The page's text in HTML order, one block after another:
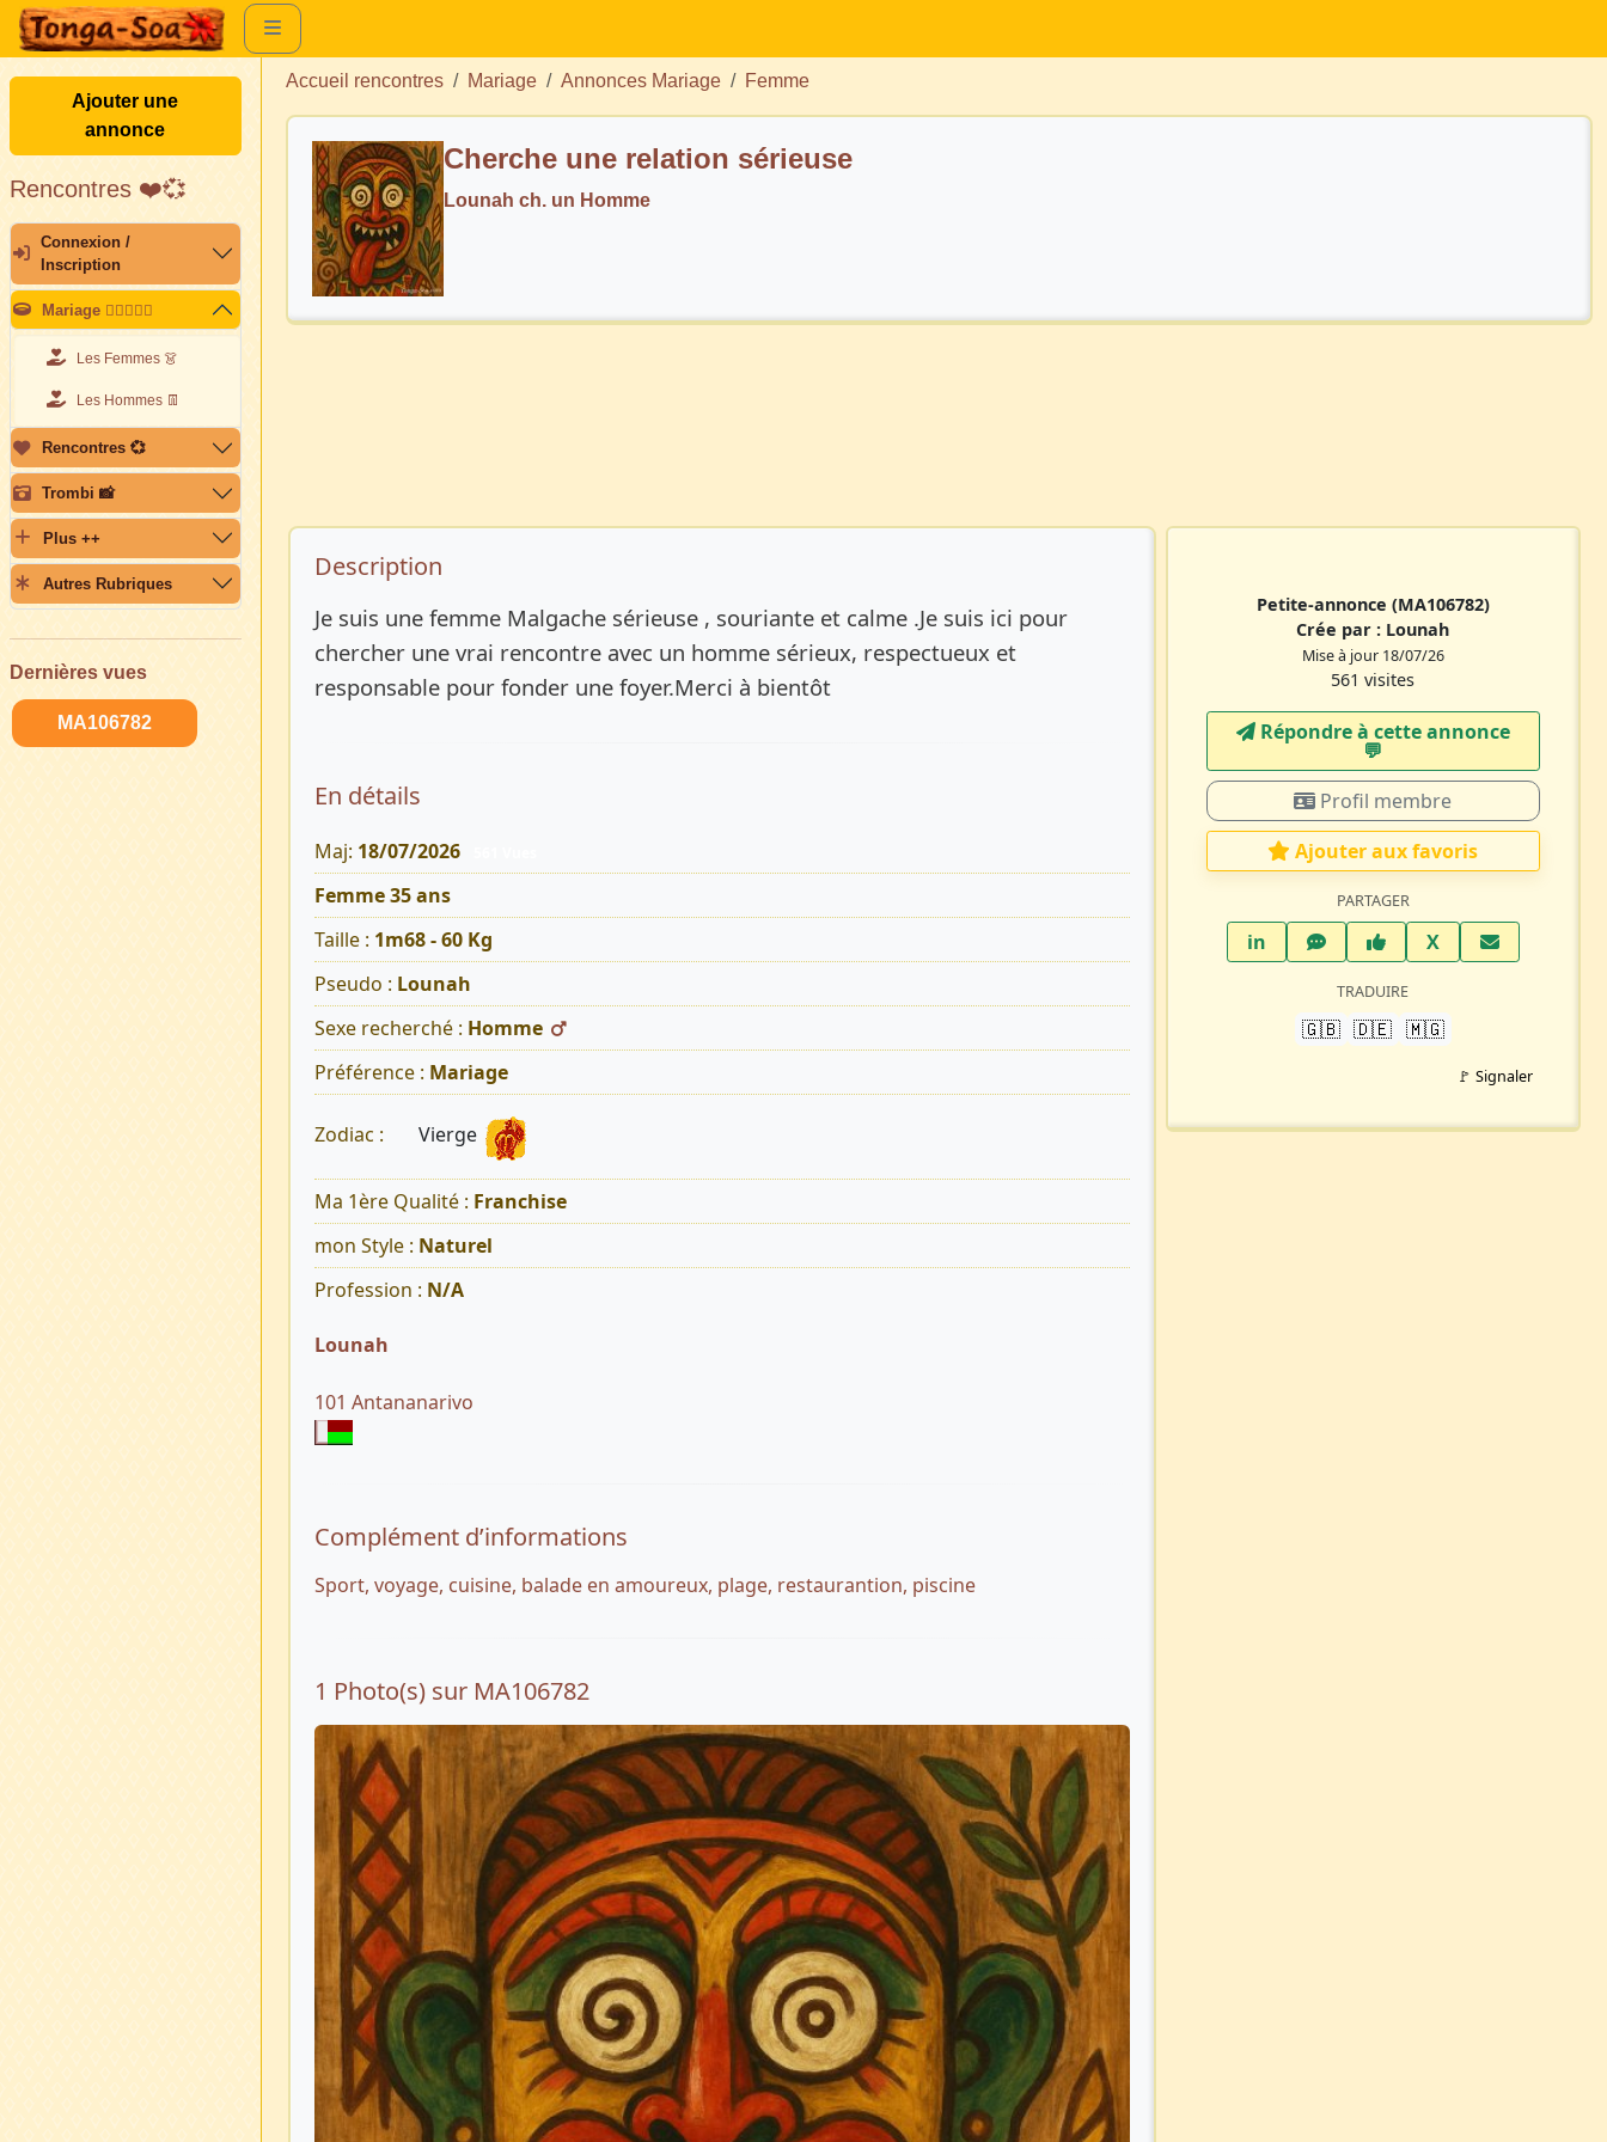
Ajouter une
annonce
Rencontres ❤️💞
Connexion /
Inscription
Mariage 👩🏽‍❤️‍👨🏽
Les Femmes 👗
Les Hommes 👖
Rencontres 💞
Trombi 📸
Plus ++
Autres Rubriques
Dernières vues
MA106782
Accueil rencontres Mariage Annonces Mariage Femme
Cherche une relation sérieuse
Lounah ch. un Homme
Description de l’annonce
Description
Je suis une femme Malgache sérieuse , souriante et calme .Je suis ici pour
chercher une vrai rencontre avec un homme sérieux, respectueux et
responsable pour fonder une foyer.Merci à bientôt
En détails
Maj: 18/07/2026
Femme 35 ans
Taille : 1m68 - 60 Kg
Pseudo : Lounah
Sexe recherché : Homme
Préférence : Mariage
Zodiac : Vierge
Ma 1ère Qualité : Franchise
mon Style : Naturel
Profession : N/A
Lounah
101 Antananarivo
Complément d’informations
Sport, voyage, cuisine, balade en amoureux, plage, restaurantion, piscine
1 Photo(s) sur MA106782
Petite-annonce (MA106782)
Crée par : Lounah
Mise à jour 18/07/26
561 visites
Répondre à cette annonce
💬​
Profil membre
Ajouter aux favoris
PARTAGER
inLinkedInWhatsAppFacebook
XTwitter X
TRADUIRE
🇬🇧 🇩🇪 🇲🇬
🚩 Signaler